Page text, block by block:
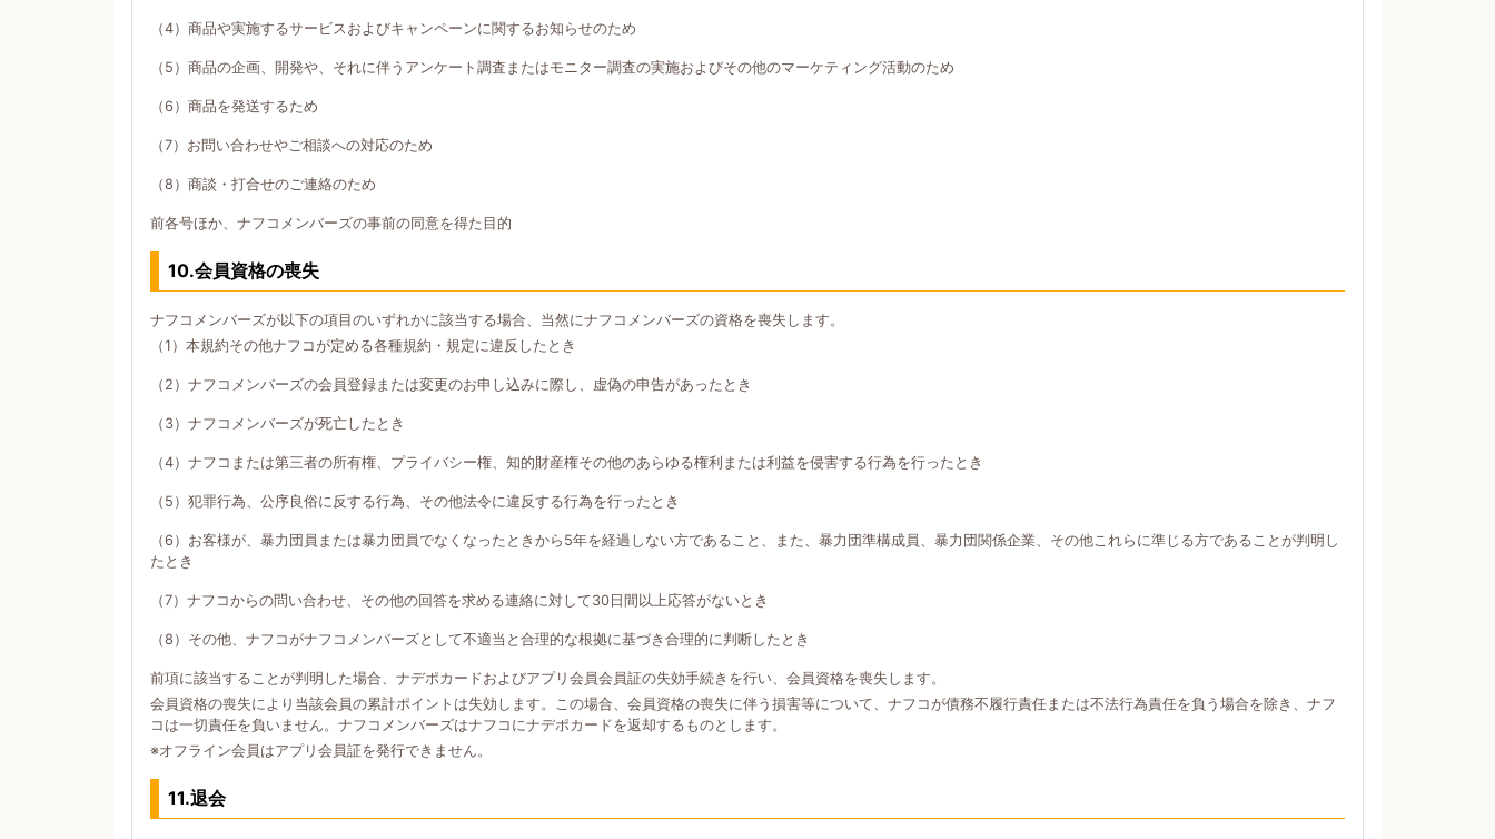
（4）商品や実施するサービスおよびキャンペーンに関するお知らせのため
（5）商品の企画、開発や、それに伴うアンケート調査またはモニター調査の実施およびその他のマーケティング活動のため
（6）商品を発送するため
（7）お問い合わせやご相談への対応のため
（8）商談・打合せのご連絡のため
前各号ほか、ナフコメンバーズの事前の同意を得た目的
10.会員資格の喪失
ナフコメンバーズが以下の項目のいずれかに該当する場合、当然にナフコメンバーズの資格を喪失します。
（1）本規約その他ナフコが定める各種規約・規定に違反したとき
（2）ナフコメンバーズの会員登録または変更のお申し込みに際し、虚偽の申告があったとき
（3）ナフコメンバーズが死亡したとき
（4）ナフコまたは第三者の所有権、プライバシー権、知的財産権その他のあらゆる権利または利益を侵害する行為を行ったとき
（5）犯罪行為、公序良俗に反する行為、その他法令に違反する行為を行ったとき
（6）お客様が、暴力団員または暴力団員でなくなったときから5年を経過しない方であること、また、暴力団準構成員、暴力団関係企業、その他これらに準じる方であることが判明し
たとき
（7）ナフコからの問い合わせ、その他の回答を求める連絡に対して30日間以上応答がないとき
（8）その他、ナフコがナフコメンバーズとして不適当と合理的な根拠に基づき合理的に判断したとき
前項に該当することが判明した場合、ナデポカードおよびアプリ会員会員証の失効手続きを行い、会員資格を喪失します。
会員資格の喪失により当該会員の累計ポイントは失効します。この場合、会員資格の喪失に伴う損害等について、ナフコが債務不履行責任または不法行為責任を負う場合を除き、ナフ
コは一切責任を負いません。ナフコメンバーズはナフコにナデポカードを返却するものとします。
※オフライン会員はアプリ会員証を発行できません。
11.退会